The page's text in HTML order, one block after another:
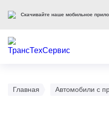
Главная Автомобили с
Скачивайте наше мобильное